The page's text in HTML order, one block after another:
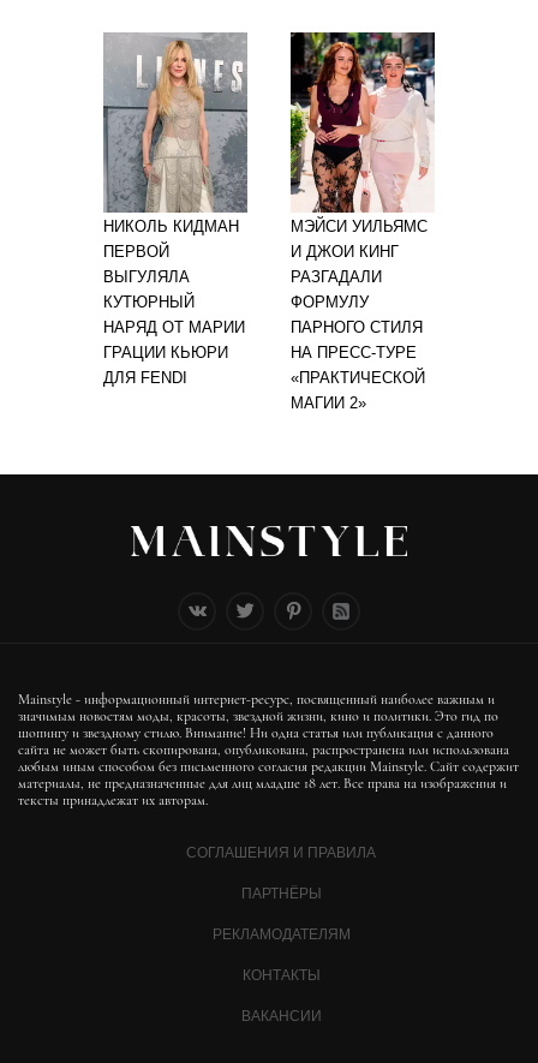
НИКОЛЬ КИДМАН
ПЕРВОЙ
ВЫГУЛЯЛА
КУТЮРНЫЙ
НАРЯД ОТ МАРИИ
ГРАЦИИ КЬЮРИ
ДЛЯ FENDI
МЭЙСИ УИЛЬЯМС
И ДЖОИ КИНГ
РАЗГАДАЛИ
ФОРМУЛУ
ПАРНОГО СТИЛЯ
НА ПРЕСС-ТУРЕ
«ПРАКТИЧЕСКОЙ
МАГИИ 2»
Mainstyle - информационный интернет-ресурс, посвященный наиболее важным и
значимым новостям моды, красоты, звездной жизни, кино и политики. Это гид по
шопингу и звездному стилю. Внимание! Ни одна статья или публикация с данного
сайта не может быть скопирована, опубликована, распространена или использована
любым иным способом без письменного согласия редакции Mainstyle. Сайт содержит
материалы, не предназначенные для лиц младше 18 лет. Все права на изображения и
тексты принадлежат их авторам.
СОГЛАШЕНИЯ И ПРАВИЛА
ПАРТНЁРЫ
РЕКЛАМОДАТЕЛЯМ
КОНТАКТЫ
ВАКАНСИИ